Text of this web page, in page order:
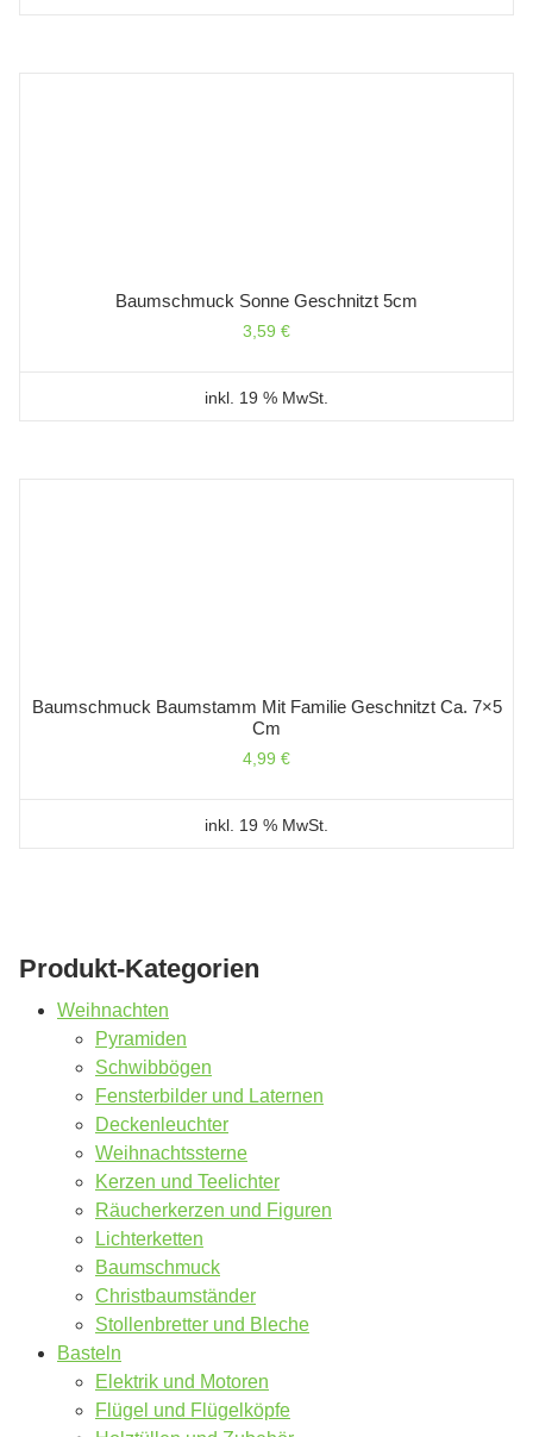
Baumschmuck Sonne Geschnitzt 5cm
3,59 €
inkl. 19 % MwSt.
Baumschmuck Baumstamm Mit Familie Geschnitzt Ca. 7×5
Cm
4,99 €
inkl. 19 % MwSt.
Produkt-Kategorien
Weihnachten
Pyramiden
Schwibbögen
Fensterbilder und Laternen
Deckenleuchter
Weihnachtssterne
Kerzen und Teelichter
Räucherkerzen und Figuren
Lichterketten
Baumschmuck
Christbaumständer
Stollenbretter und Bleche
Basteln
Elektrik und Motoren
Flügel und Flügelköpfe